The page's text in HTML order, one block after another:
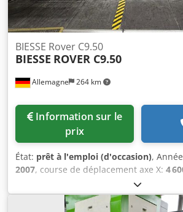
Allemagne 264 km
BIESSE Rover C9.50
BIESSE ROVER C9.50
prix
État: prêt à l'emploi (d'occasion),
2007, course de déplacement axe X: 4
, course de
nombre d'axes:5, Cette Biesse Rover
fabriquée en 2007. Elle dispose d'une